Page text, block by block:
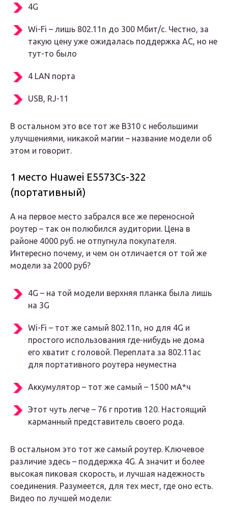
4G
Wi-Fi – лишь 802.11n до 300 Мбит/с. Честно, за
такую цену уже ожидалась поддержка AC, но не
тут-то было
4 LAN порта
USB, RJ-11
В остальном это все тот же B310 с небольшими
улучшениями, никакой магии – название модели об
этом и говорит.
1 место Huawei E5573Cs-322
(портативный)
А на первое место забрался все же переносной
роутер – так он полюбился аудитории. Цена в
районе 4000 руб. не отпугнула покупателя.
Интересно почему, и чем он отличается от той же
модели за 2000 руб?
4G – на той модели верхняя планка была лишь
на 3G
Wi-Fi – тот же самый 802.11n, но для 4G и
простого использования где-нибудь не дома
его хватит с головой. Переплата за 802.11ac
для портативного роутера неуместна
Аккумулятор – тот же самый – 1500 мА*ч
Этот чуть легче – 76 г против 120. Настоящий
карманный представитель своего рода.
В остальном это тот же самый роутер. Ключевое
различие здесь – поддержка 4G. А значит и более
высокая пиковая скорость, и лучшая надежность
соединения. Разумеется, для тех мест, где оно есть.
Видео по лучшей модели: